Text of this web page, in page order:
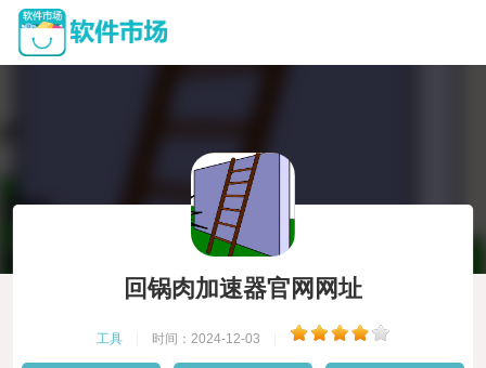
回锅肉加速器官网网址
工具 时间：2024-12-03